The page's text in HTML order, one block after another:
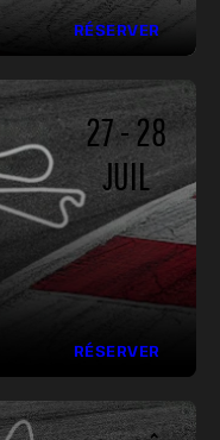
RÉSERVER
27 - 28
JUIL
RÉSERVER